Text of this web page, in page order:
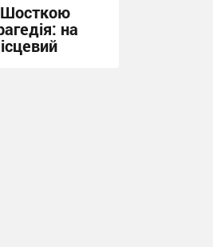
Шосткою
на